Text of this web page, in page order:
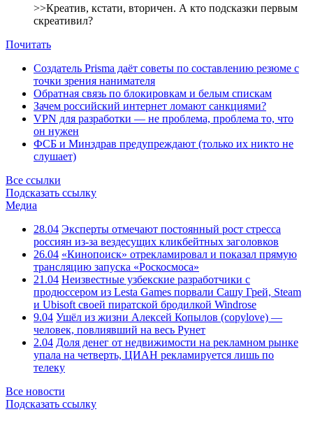
>>Креатив, кстати, вторичен. А кто подсказки первым
скреативил?
Почитать
Создатель Prisma даёт советы по составлению резюме с
точки зрения нанимателя
Обратная связь по блокировкам и белым спискам
Зачем российский интернет ломают санкциями?
VPN для разработки — не проблема, проблема то, что
он нужен
ФСБ и Минздрав предупреждают (только их никто не
слушает)
Все ссылки
Подсказать ссылку
Медиа
28.04 Эксперты отмечают постоянный рост стресса
россиян из-за вездесущих кликбейтных заголовков
26.04 «Кинопоиск» отрекламировал и показал прямую
трансляцию запуска «Роскосмоса»
21.04 Неизвестные узбекские разработчики с
продюссером из Lesta Games порвали Сашу Грей, Steam
и Ubisoft своей пиратской бродилкой Windrose
9.04 Ушёл из жизни Алексей Копылов (copylove) —
человек, повлиявший на весь Рунет
2.04 Доля денег от недвижимости на рекламном рынке
упала на четверть, ЦИАН рекламируется лишь по
телеку
Все новости
Подсказать ссылку